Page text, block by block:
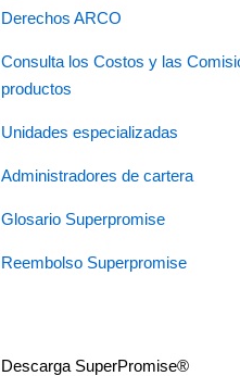
Derechos ARCO
Consulta los Costos y las
productos
Unidades especializadas
Administradores de cartera
Glosario Superpromise
Reembolso Superpromise
Descarga SuperPromise®